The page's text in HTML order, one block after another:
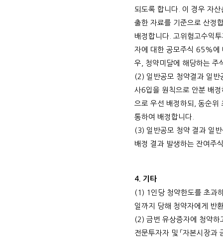
되도록 합니다 이 경우 자
출한 자료를 기준으로 산정
배정합니다 고위험고수익
자에 대한 공모주식 65% 에
우
청약미달에 해당하는 주
(2) 일반공모 청약결과 일
사6입을 원칙으로 안분 배
으로 우선 배정하되
동순위
통하여 배정합니다
(3) 일반공모 청약 결과 일
배정 결과 발생하는 잔여주
4. 기타
(1) 1 인당 청약한도를 초과
일까지 당해 청약자에게 반
(2) 금번 유상증자에 청약하
전문투자자 및 「자본시장과